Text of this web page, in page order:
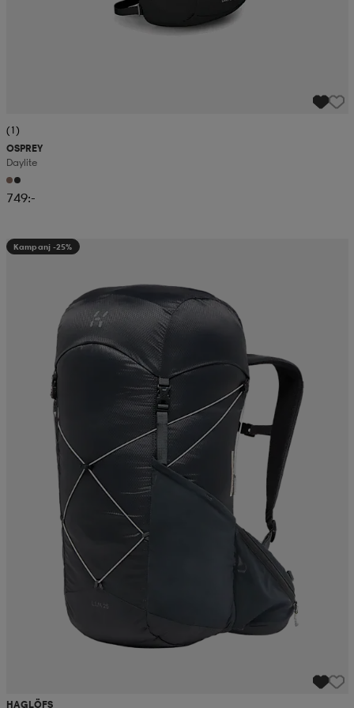
(1)
OSPREY
Daylite
749:-
Kampanj -25%
HAGLÖFS